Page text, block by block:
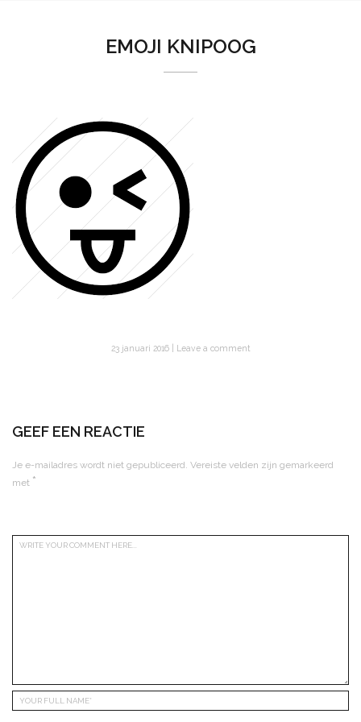
EMOJI KNIPOOG
23 januari 2016 Leave a comment
GEEF EEN REACTIE
Je e-mailadres wordt niet gepubliceerd. Vereiste velden zijn gemarkeerd
met *